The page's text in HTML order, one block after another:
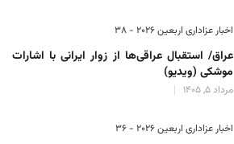
اخبار عزاداری اربعین ۲۰۲۶ - 38
عراق/ استقبال عراقی‌ها از زوار ایرانی با اشارات
موشکی (ویدیو)
مرداد 5, 1405
اخبار عزاداری اربعین ۲۰۲۶ - 36